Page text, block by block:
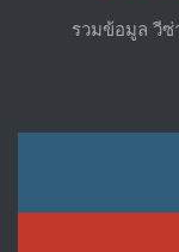
รวมข้อมูล วีซ่